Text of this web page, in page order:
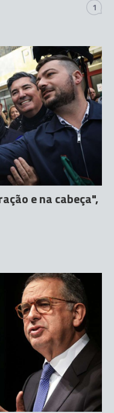
1
e na cabeça",